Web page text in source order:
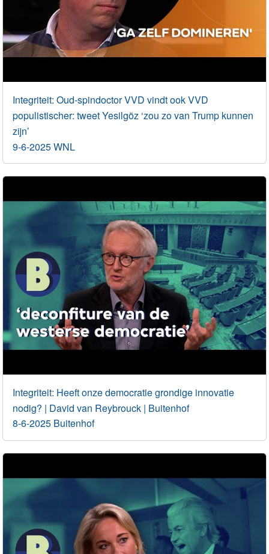
Integriteit: Oud-spindoctor VVD vindt ook VVD
populistischer: tweet Yesilgöz ‘zou zo van Trump kunnen
zijn’
9-6-2025 WNL
Integriteit: Heeft onze democratie grondige innovatie
nodig? | David van Reybrouck | Buitenhof
8-6-2025 Buitenhof